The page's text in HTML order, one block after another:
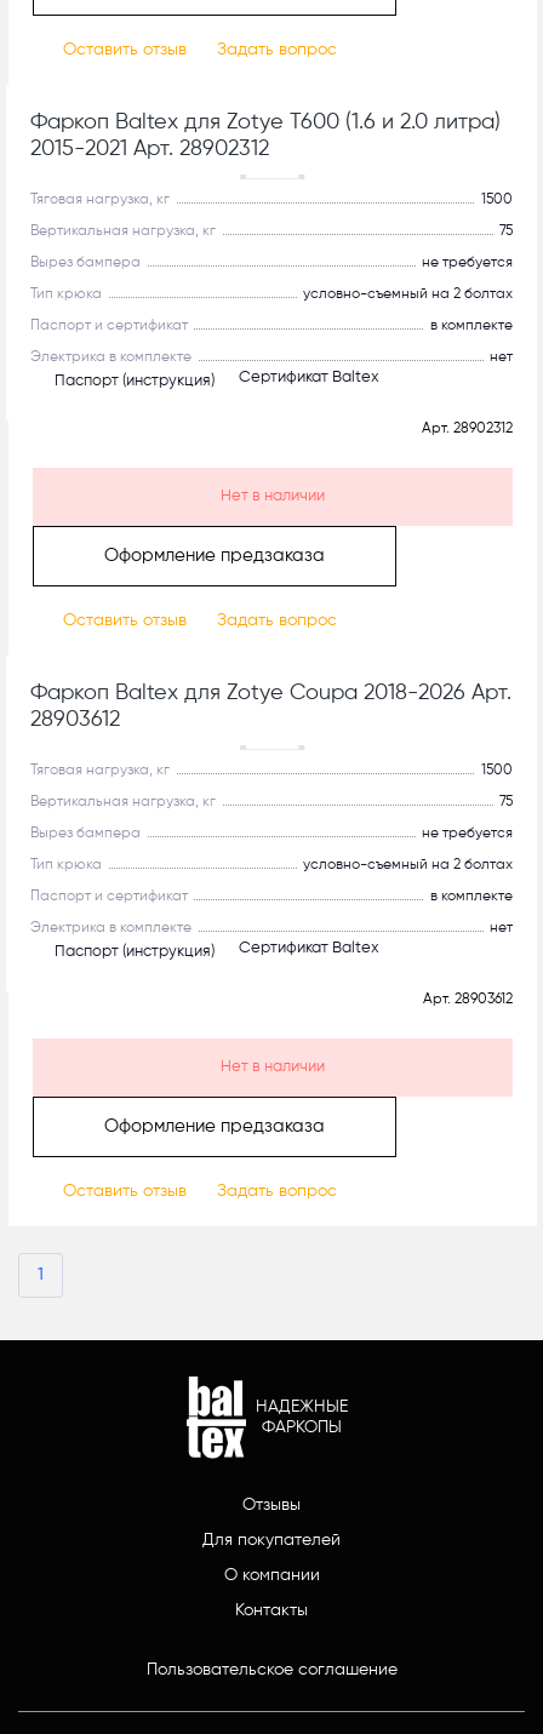
Оставить отзыв Задать вопрос
Фаркоп Baltex для Zotye T600 (1.6 и 2.0 литра)
2015-2021 Арт. 28902312
Рекомендуем
Тяговая нагрузка, кг 1500
Вертикальная нагрузка, кг 75
Вырез бампера не требуется
Тип крюка условно-съемный на 2 болтах
Паспорт и сертификат в комплекте
Электрика в комплекте нет
Паспорт (инструкция) Сертификат Baltex
Арт. 28902312
Нет в наличии
Оформление предзаказа
Оставить отзыв Задать вопрос
Фаркоп Baltex для Zotye Coupa 2018-2026 Арт.
28903612
Рекомендуем
Тяговая нагрузка, кг 1500
Вертикальная нагрузка, кг 75
Вырез бампера не требуется
Тип крюка условно-съемный на 2 болтах
Паспорт и сертификат в комплекте
Электрика в комплекте нет
Паспорт (инструкция) Сертификат Baltex
Арт. 28903612
Нет в наличии
Оформление предзаказа
Оставить отзыв Задать вопрос
1
НАДЕЖНЫЕ
ФАРКОПЫ
Отзывы
Для покупателей
О компании
Контакты
Пользовательское соглашение